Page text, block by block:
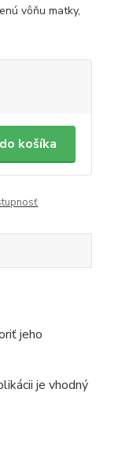
vôňu matky,
košíka
jeho
je vhodný